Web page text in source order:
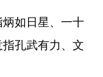
如日星、一十
孔武有力、文